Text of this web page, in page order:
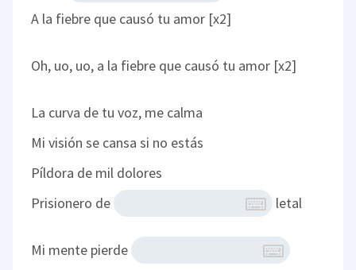
A la fiebre que causó tu amor [x2]
Oh, uo, uo, a la fiebre que causó tu amor [x2]
La curva de tu voz, me calma
Mi visión se cansa si no estás
Píldora de mil dolores
Prisionero de
letal
Mi mente pierde